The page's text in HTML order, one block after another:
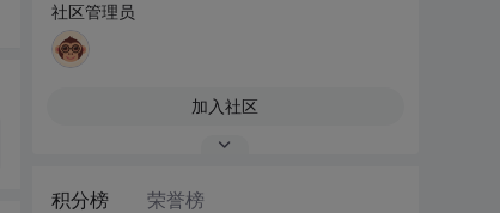
社区管理员
加入社区
积分榜 荣誉榜